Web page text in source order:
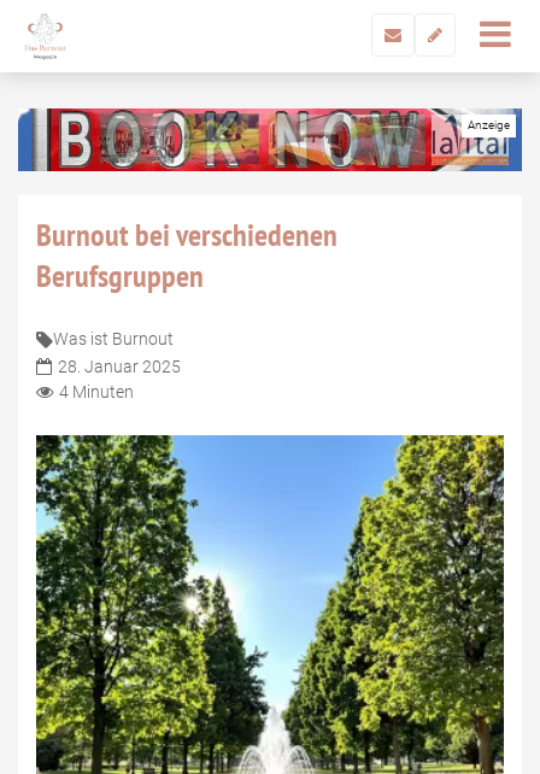
Burnout bei verschiedenen
Berufsgruppen
Was ist Burnout
28. Januar 2025
4 Minuten